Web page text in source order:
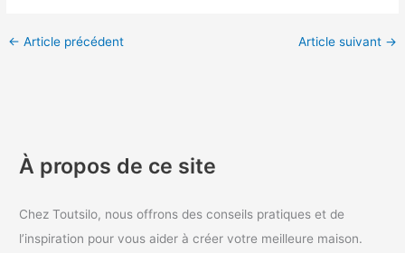
← Article précédent Article suivant →
À propos de ce site
Chez Toutsilo, nous offrons des conseils pratiques et de
l’inspiration pour vous aider à créer votre meilleure maison.